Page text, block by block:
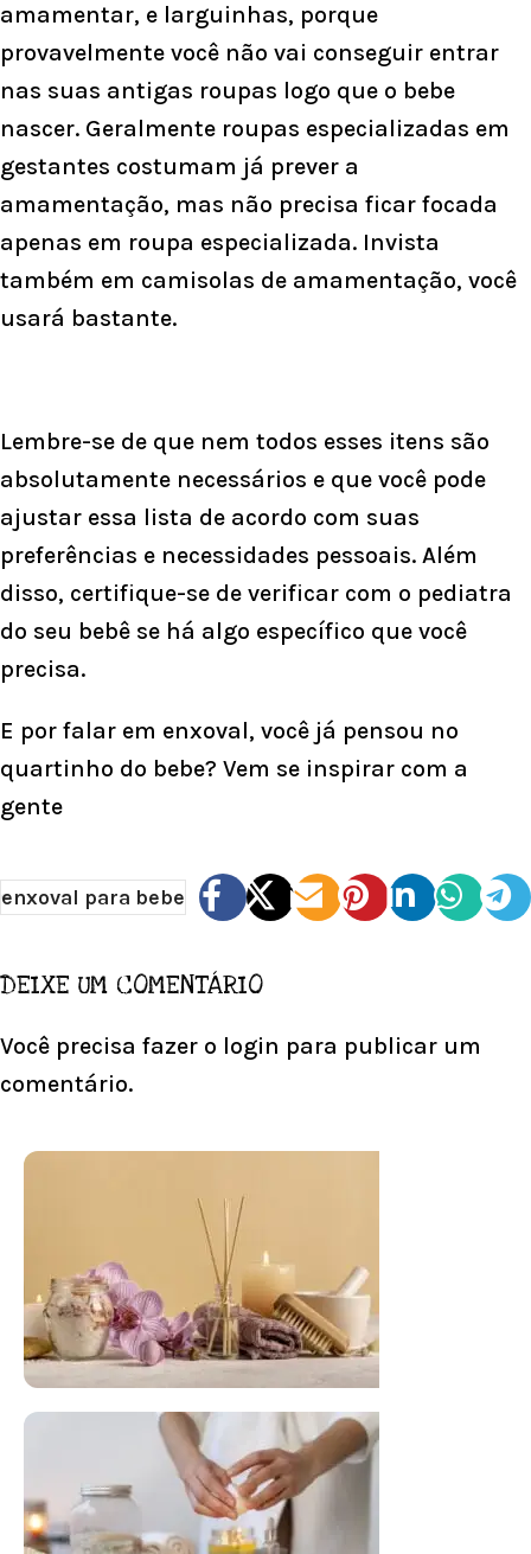
amamentar, e larguinhas, porque
provavelmente você não vai conseguir entrar
nas suas antigas roupas logo que o bebe
nascer. Geralmente roupas especializadas em
gestantes costumam já prever a
amamentação, mas não precisa ficar focada
apenas em roupa especializada. Invista
também em camisolas de amamentação, você
usará bastante.
Lembre-se de que nem todos esses itens são
absolutamente necessários e que você pode
ajustar essa lista de acordo com suas
preferências e necessidades pessoais. Além
disso, certifique-se de verificar com o pediatra
do seu bebê se há algo específico que você
precisa.
E por falar em enxoval, você já pensou no
quartinho do bebe? Vem se inspirar com a
gente
enxoval para bebe
DEIXE UM COMENTÁRIO
Você precisa fazer o login para publicar um
comentário.
FLORAL DE BACH PERSONALIZADO
Responda as perguntas e receba o seu
floral em casa.
Resultado na hora!